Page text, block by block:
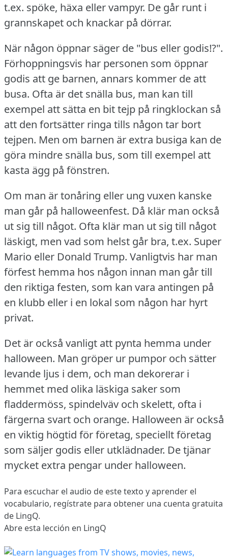
t.ex. spöke, häxa eller vampyr. De går runt i
grannskapet och knackar på dörrar.
När någon öppnar säger de "bus eller godis!?".
Förhoppningsvis har personen som öppnar
godis att ge barnen, annars kommer de att
busa. Ofta är det snälla bus, man kan till
exempel att sätta en bit tejp på ringklockan så
att den fortsätter ringa tills någon tar bort
tejpen. Men om barnen är extra busiga kan de
göra mindre snälla bus, som till exempel att
kasta ägg på fönstren.
Om man är tonåring eller ung vuxen kanske
man går på halloweenfest. Då klär man också
ut sig till något. Ofta klär man ut sig till något
läskigt, men vad som helst går bra, t.ex. Super
Mario eller Donald Trump. Vanligtvis har man
förfest hemma hos någon innan man går till
den riktiga festen, som kan vara antingen på
en klubb eller i en lokal som någon har hyrt
privat.
Det är också vanligt att pynta hemma under
halloween. Man gröper ur pumpor och sätter
levande ljus i dem, och man dekorerar i
hemmet med olika läskiga saker som
fladdermöss, spindelväv och skelett, ofta i
färgerna svart och orange. Halloween är också
en viktig högtid för företag, speciellt företag
som säljer godis eller utklädnader. De tjänar
mycket extra pengar under halloween.
Para escuchar el audio de este texto y aprender el
vocabulario, regístrate para obtener una cuenta gratuita
de LingQ.
Abre esta lección en LingQ